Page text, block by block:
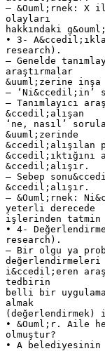
– &Ouml;rnek: X
olayları
hakkındaki
• 3-
research).
– Genelde
araştırmalar
&uuml;zerine
– ‘Ni&ccedil;in’
– Tanımlayıcı
&ccedil;alışan
‘ne, nasıl’
&uuml;zerinde
&ccedil;alışılan
&ccedil;ıktığını
&ccedil;alışır.
– Sebep
&ccedil;alışır.
– &Ouml;rnek:
yeterli derecede
işlerinden tatmin
• 4-
research).
– Bir olgu ya
değerlendirmeleri
i&ccedil;eren
tedbirin
belli bir
almak
(değerlendirmek)
• &Ouml;r. Aile
olmuştur?
• A belediyesinin